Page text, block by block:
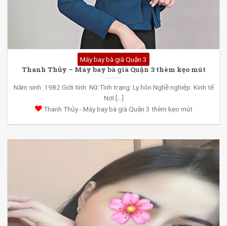
Máy bay bà già Quận 3
Thanh Thủy – Máy bay bà già Quận 3 thèm kẹo mút
Năm sinh: 1982 Giới tính: Nữ Tình trạng: Ly hôn Nghề nghiệp: Kinh tế
Nơi [...]
Thanh Thủy - Máy bay bà già Quận 3 thèm kẹo mút